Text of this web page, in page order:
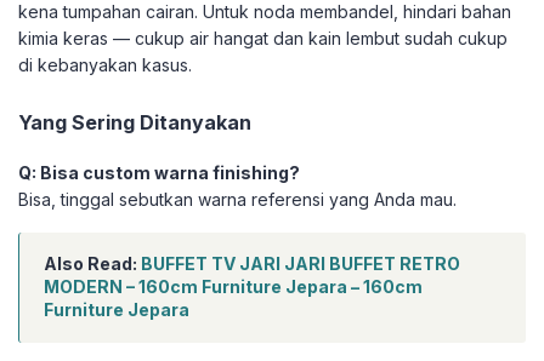
kena tumpahan cairan. Untuk noda membandel, hindari bahan
kimia keras — cukup air hangat dan kain lembut sudah cukup
di kebanyakan kasus.
Yang Sering Ditanyakan
Q: Bisa custom warna finishing?
Bisa, tinggal sebutkan warna referensi yang Anda mau.
Also Read: BUFFET TV JARI JARI BUFFET RETRO
MODERN – 160cm Furniture Jepara – 160cm
Furniture Jepara